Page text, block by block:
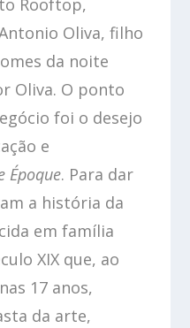
Rooftop,
Oliva, filho
da noite
Oliva. O ponto
foi o desejo
e
Époque. Para dar
a história da
em família
XIX que, ao
17 anos,
da arte,